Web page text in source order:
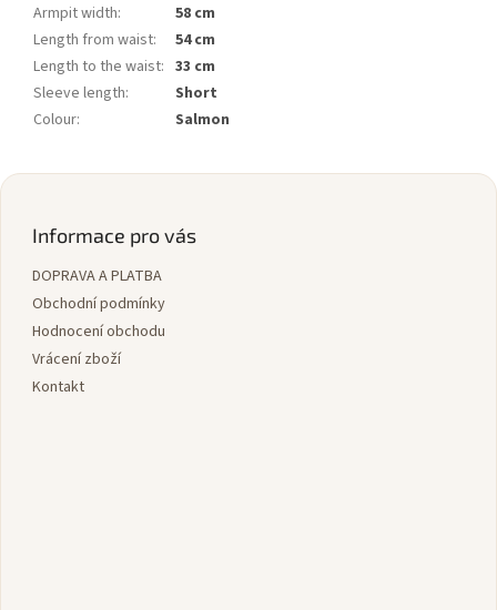
Armpit width:
58 cm
Length from waist:
54 cm
Length to the waist: 33 cm
Sleeve length:
Short
Colour: Salmon
Z
Informace pro vás
DOPRAVA A PLATBA
Obchodní podmínky
Hodnocení obchodu
Vrácení zboží
Kontakt